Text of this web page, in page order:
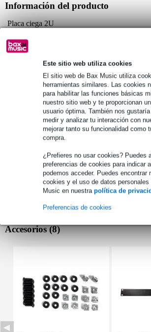
Este sitio web utiliza cookies
El sitio web de Bax Music utiliza
herramientas similares. Las cookies
para habilitar las funciones básicas
nuestro sitio web y te proporcionan
usuario óptima. También nos
medir y analizar tu interacción con
mejorar tanto su funcionalidad como
compra.
¿Prefieres no usar cookies? Puedes
preferencias de cookies para indicar
podemos acceder. Puedes encontrar
cookies y el uso de datos personales
Music en nuestra política de
Preferencias de cookies
Información del producto
Placa ciega 2U
plana, sin bordes doblados
Especificaciones completas
Véase también (1)
Accesorios (8)